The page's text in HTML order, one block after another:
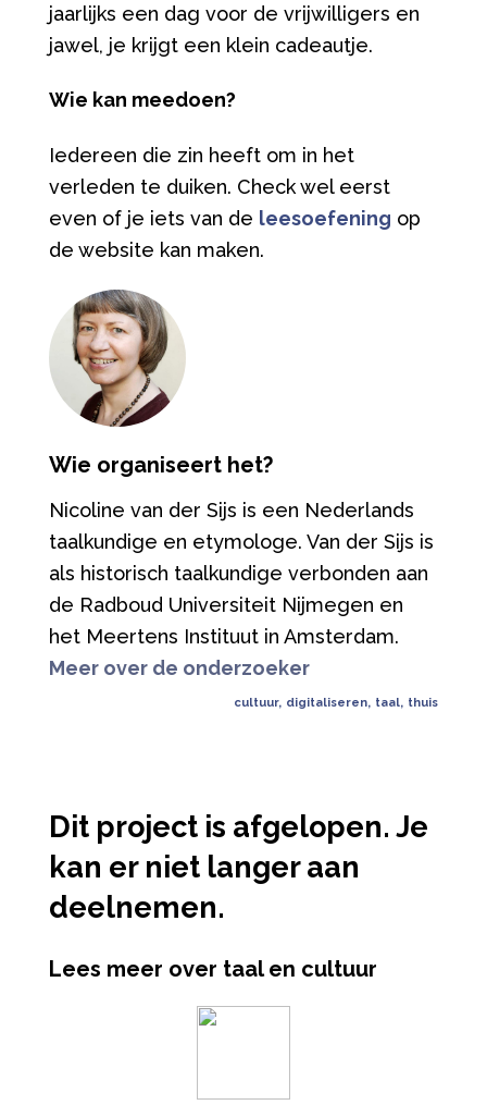
jaarlijks een dag voor de vrijwilligers en
jawel, je krijgt een klein cadeautje.
Wie kan meedoen?
Iedereen die zin heeft om in het
verleden te duiken. Check wel eerst
even of je iets van de leesoefening op
de website kan maken.
Wie organiseert het?
Nicoline van der Sijs is een Nederlands
taalkundige en etymologe. Van der Sijs is
als historisch taalkundige verbonden aan
de Radboud Universiteit Nijmegen en
het Meertens Instituut in Amsterdam.
Meer over de onderzoeker
cultuur, digitaliseren, taal, thuis
Dit project is afgelopen. Je
kan er niet langer aan
deelnemen.
Lees meer over taal en cultuur